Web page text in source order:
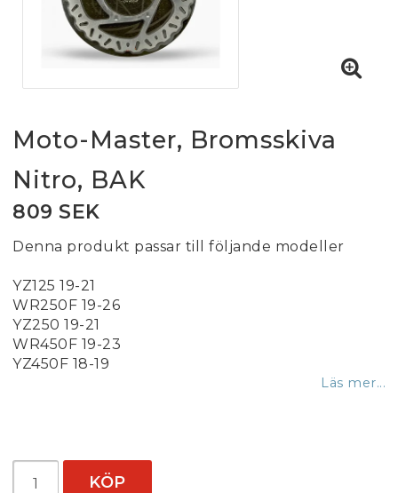
Moto-Master, Bromsskiva
Nitro, BAK
809 SEK
Denna produkt passar till följande modeller
YZ125 19-21
WR250F 19-26
YZ250 19-21
WR450F 19-23
YZ450F 18-19
Läs mer...
KÖP